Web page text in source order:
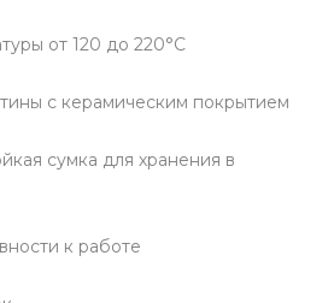
от 120 до 220°C
с керамическим покрытием
сумка для хранения в
к работе